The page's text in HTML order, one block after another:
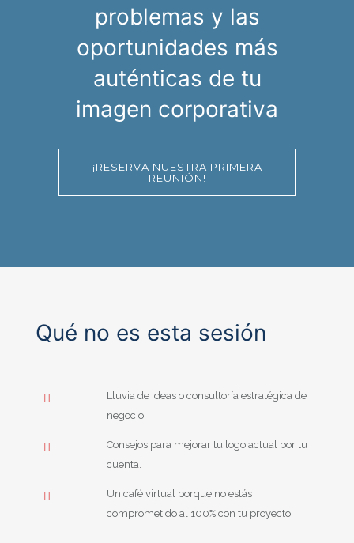
problemas y las
oportunidades más
auténticas de tu
imagen corporativa
¡RESERVA NUESTRA PRIMERA
REUNIÓN!
Qué no es esta sesión
Lluvia de ideas o consultoría estratégica de
negocio.
Consejos para mejorar tu logo actual por tu
cuenta.
Un café virtual porque no estás
comprometido al 100% con tu proyecto.